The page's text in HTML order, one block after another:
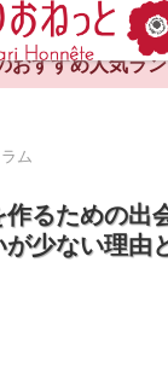
験談・評判・秘訣がわか
おすすめ人気ラ
ム
るための出
少ない理由